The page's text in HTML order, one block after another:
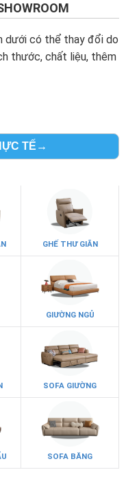
dưới có thể thay đổi do
thước, chất liệu, thêm
TẾ→
GHẾ THƯ GIÃN
GIƯỜNG NGỦ
SOFA GIƯỜNG
SOFA BĂNG